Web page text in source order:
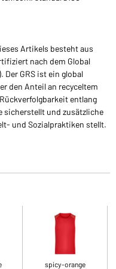
Artikels besteht aus
nach dem Global
Der GRS ist ein global
den Anteil an recyceltem
entlang
sicherstellt und zusätzliche
und Sozialpraktiken stellt.
spicy-orange